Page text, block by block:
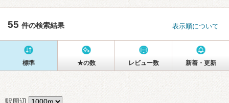
55 件の検索結果 表示順について
標準 ★の数 レビュー数 新着・更新